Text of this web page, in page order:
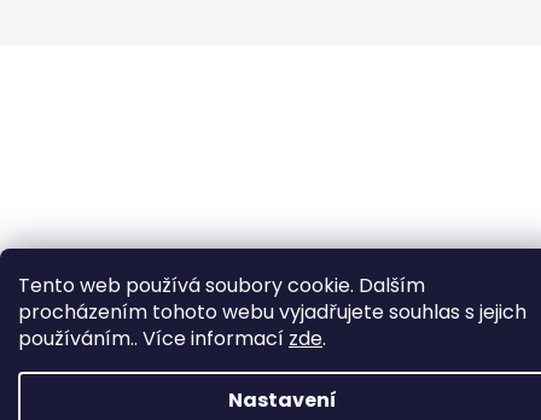
Tento web používá soubory cookie. Dalším
procházením tohoto webu vyjadřujete souhlas s jejich
používáním.. Více informací zde.
Nastavení